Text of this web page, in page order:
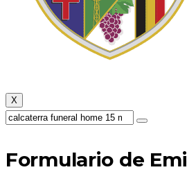
X
Formulario de